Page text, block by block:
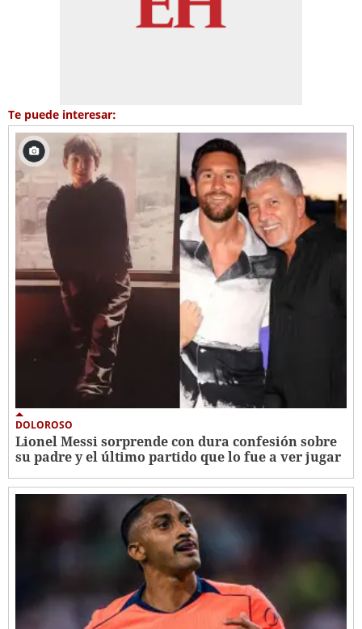
Te puede interesar:
DOLOROSO
Lionel Messi sorprende con dura confesión sobre
su padre y el último partido que lo fue a ver jugar